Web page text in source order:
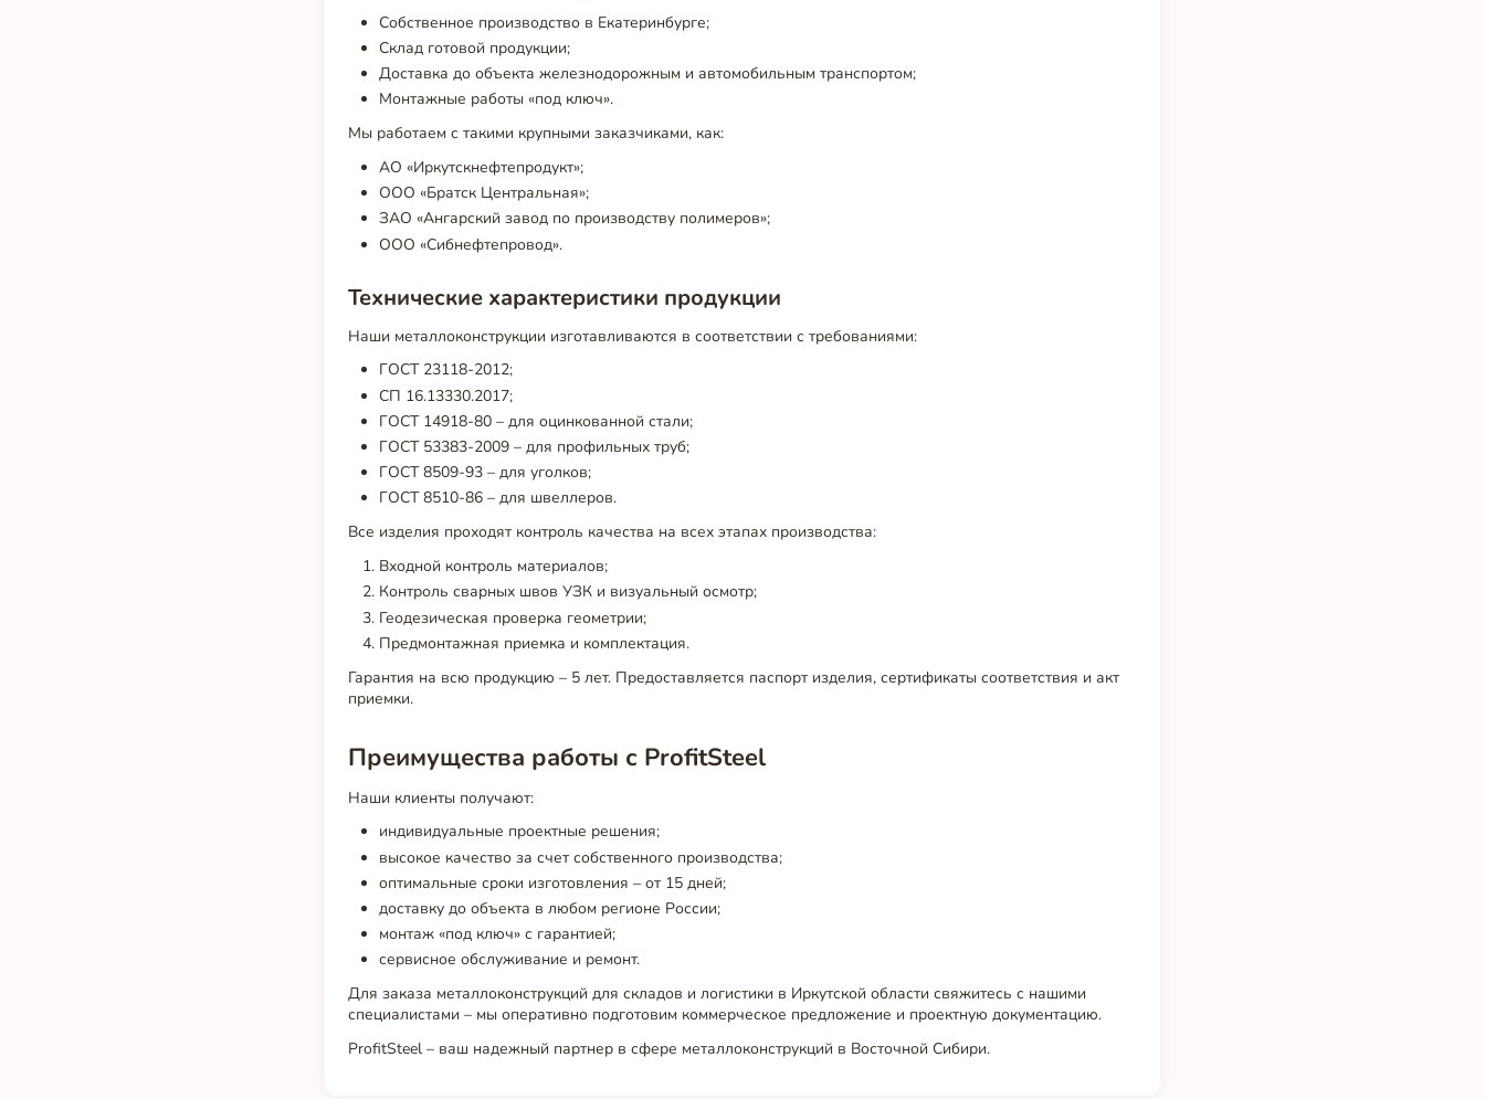
Собственное производство в Екатеринбурге;
Склад готовой продукции;
Доставка до объекта железнодорожным и автомобильным транспортом;
Монтажные работы «под ключ».
Мы работаем с такими крупными заказчиками, как:
АО «Иркутскнефтепродукт»;
ООО «Братск Центральная»;
ЗАО «Ангарский завод по производству полимеров»;
ООО «Сибнефтепровод».
Технические характеристики продукции
Наши металлоконструкции изготавливаются в соответствии с требованиями:
ГОСТ 23118-2012;
СП 16.13330.2017;
ГОСТ 14918-80 – для оцинкованной стали;
ГОСТ 53383-2009 – для профильных труб;
ГОСТ 8509-93 – для уголков;
ГОСТ 8510-86 – для швеллеров.
Все изделия проходят контроль качества на всех этапах производства:
Входной контроль материалов;
Контроль сварных швов УЗК и визуальный осмотр;
Геодезическая проверка геометрии;
Предмонтажная приемка и комплектация.
Гарантия на всю продукцию – 5 лет. Предоставляется паспорт изделия, сертификаты соответствия и акт
приемки.
Преимущества работы с ProfitSteel
Наши клиенты получают:
индивидуальные проектные решения;
высокое качество за счет собственного производства;
оптимальные сроки изготовления – от 15 дней;
доставку до объекта в любом регионе России;
монтаж «под ключ» с гарантией;
сервисное обслуживание и ремонт.
Для заказа металлоконструкций для складов и логистики в Иркутской области свяжитесь с нашими
специалистами – мы оперативно подготовим коммерческое предложение и проектную документацию.
ProfitSteel – ваш надежный партнер в сфере металлоконструкций в Восточной Сибири.